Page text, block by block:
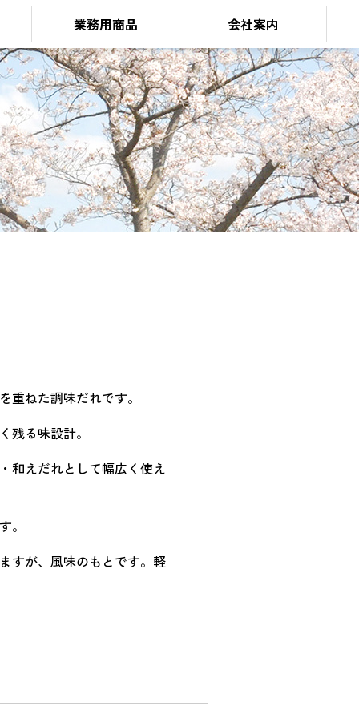
業務用商品 会社案内
重ねた調味だれです。
残る味設計。
和えだれとして幅広く使え
。
すが、風味のもとです。軽